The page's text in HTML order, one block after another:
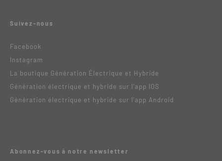
Suivez-nous
Facebook
Instagram
La boutique Génération Électrique et Hybride
Génération électrique et hybride sur l’app IOS
Génération électrique et hybride sur l’app Android
Abonnez-vous à notre newsletter